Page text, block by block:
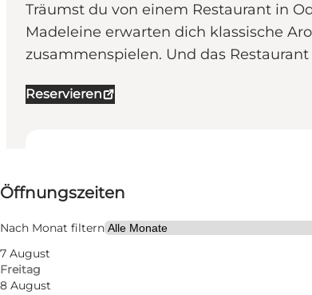
Träumst du von einem Restaurant in
Madeleine erwarten dich klassische
zusammenspielen. Und das
Reservieren
Öffnungszeiten
Nach Monat filtern
7 August
Freitag
8 August
Website besuchen
Mein Partner, Freunde